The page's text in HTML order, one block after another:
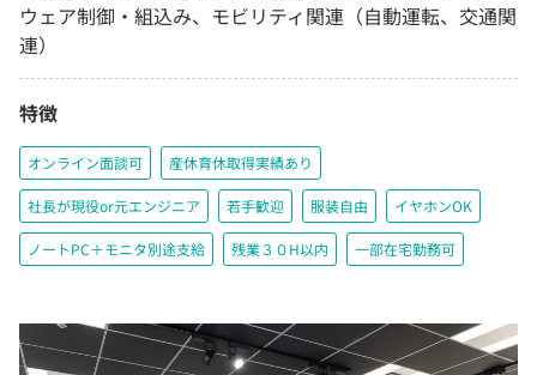
ウェア制御・組込み、モビリティ関連（自動運転、交通関
連）
特徴
オンライン面談可 産休育休取得実績あり
社長が現役or元エンジニア 若手歓迎 服装自由 イヤホンOK
ノートPC＋モニタ別途支給 残業３０H以内 一部在宅勤務可